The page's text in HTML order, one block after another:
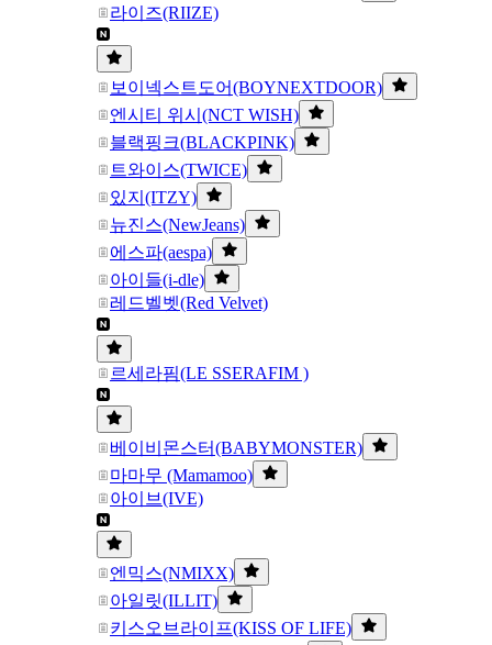
라이즈(RIIZE)
보이넥스트도어(BOYNEXTDOOR)
엔시티 위시(NCT WISH)
블랙핑크(BLACKPINK)
트와이스(TWICE)
있지(ITZY)
뉴진스(NewJeans)
에스파(aespa)
아이들(i-dle)
레드벨벳(Red Velvet)
르세라핌(LE SSERAFIM )
베이비몬스터(BABYMONSTER)
마마무 (Mamamoo)
아이브(IVE)
엔믹스(NMIXX)
아일릿(ILLIT)
키스오브라이프(KISS OF LIFE)